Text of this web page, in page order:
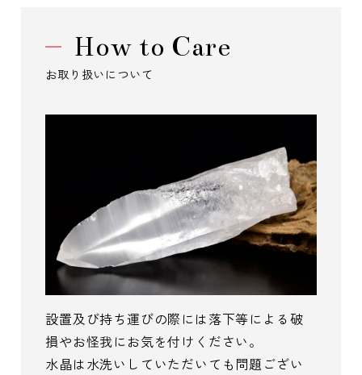
How to Care
お取り扱いについて
設置及び持ち運びの際には落下等による破
損やお怪我にお気を付けください。
水晶は水洗いしていただいても問題ござい